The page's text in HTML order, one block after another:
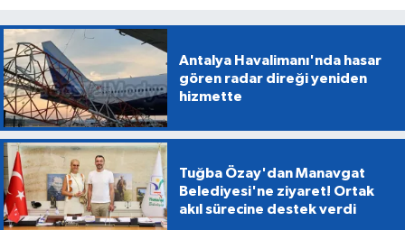
Antalya Havalimanı'nda hasar
gören radar direği yeniden
hizmette
Tuğba Özay'dan Manavgat
Belediyesi'ne ziyaret! Ortak
akıl sürecine destek verdi